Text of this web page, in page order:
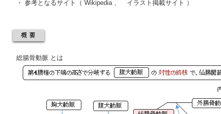
・ 参考となるサイト （ Wikipedia、 イラスト掲載サイト ）
総腸骨動脈 とは